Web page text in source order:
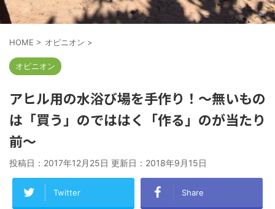
HOME > オピニオン >
オピニオン
アヒル用の水浴び場を手作り！～無いもの
は「買う」のでははく「作る」のが当たり
前～
投稿日：2017年12月25日 更新日： 2018年9月15日
Twitter Share